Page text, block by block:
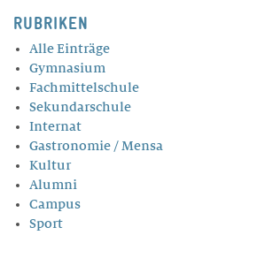
RUBRIKEN
Alle Einträge
Gymnasium
Fachmittelschule
Sekundarschule
Internat
Gastronomie / Mensa
Kultur
Alumni
Campus
Sport